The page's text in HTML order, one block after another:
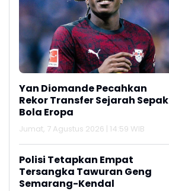
Yan Diomande Pecahkan
Rekor Transfer Sejarah Sepak
Bola Eropa
Jumat, 7 Agustus 2026 | 14:59 WIB
Polisi Tetapkan Empat
Tersangka Tawuran Geng
Semarang-Kendal